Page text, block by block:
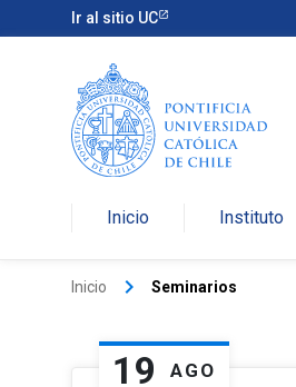
Ir al sitio UC
Inicio Instituto
Inicio keyboard_arrow_right Seminarios
19 AGO